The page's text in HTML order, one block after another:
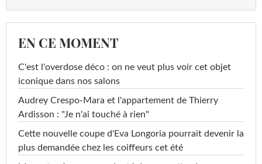
EN CE MOMENT
C'est l'overdose déco : on ne veut plus voir cet objet
iconique dans nos salons
Audrey Crespo-Mara et l'appartement de Thierry
Ardisson : "Je n'ai touché à rien"
Cette nouvelle coupe d'Eva Longoria pourrait devenir la
plus demandée chez les coiffeurs cet été